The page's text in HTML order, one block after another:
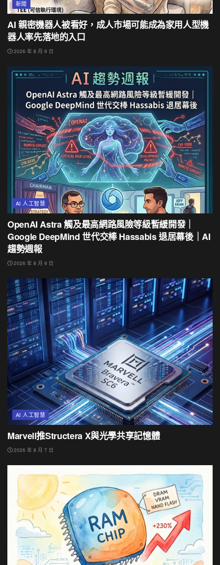
新聞
AI 親密機器人被看好，成人市場可能成為家用人型機
器人率先落地的入口
2026 年 8 月 9 日
AI 人工智慧
OpenAI Astra 觸及最高網路風險等級暫緩開發｜
Google DeepMind 世代交棒 Hassabis 退居幕後｜AI
趨勢週報
2026 年 8 月 9 日
AI 人工智慧
Marvell推Structera X與光學共享記憶體
2026 年 8 月 7 日